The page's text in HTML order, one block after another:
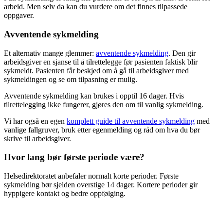
arbeid. Men selv da kan du vurdere om det finnes tilpassede
oppgaver.
Avventende sykmelding
Et alternativ mange glemmer: avventende sykmelding. Den gir
arbeidsgiver en sjanse til å tilrettelegge før pasienten faktisk blir
sykmeldt. Pasienten får beskjed om å gå til arbeidsgiver med
sykmeldingen og se om tilpasning er mulig.
Avventende sykmelding kan brukes i opptil 16 dager. Hvis
tilrettelegging ikke fungerer, gjøres den om til vanlig sykmelding.
Vi har også en egen komplett guide til avventende sykmelding med
vanlige fallgruver, bruk etter egenmelding og råd om hva du bør
skrive til arbeidsgiver.
Hvor lang bør første periode være?
Helsedirektoratet anbefaler normalt korte perioder. Første
sykmelding bør sjelden overstige 14 dager. Kortere perioder gir
hyppigere kontakt og bedre oppfølging.